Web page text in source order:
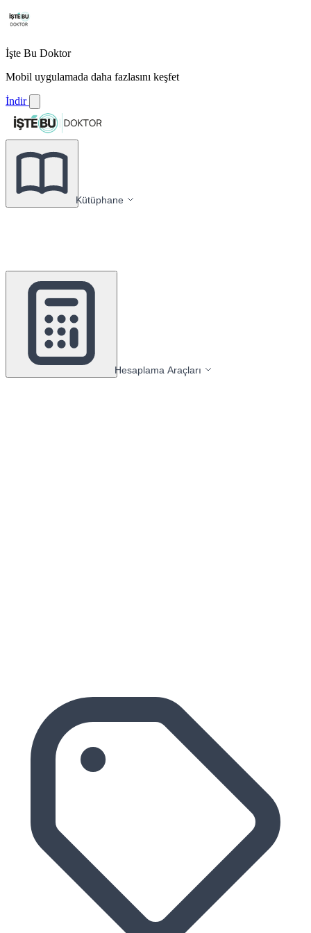
İşte Bu Doktor
Mobil uygulamada daha fazlasını keşfet
İndir
Kütüphane
Hesaplama Araçları